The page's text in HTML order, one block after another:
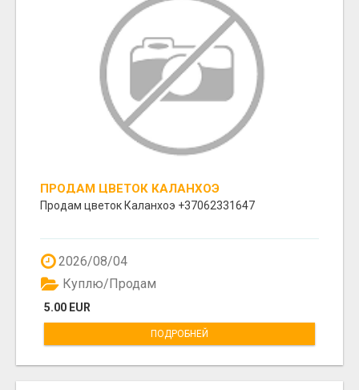
ПРОДАМ ЦВЕТОК КАЛАНХОЭ
Продам цветок Каланхоэ +37062331647
2026/08/04
5.00 EUR
Куплю/Продам
ПОДРОБНЕЙ